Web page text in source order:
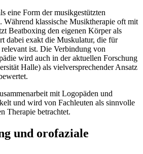
eine Form der musikgestützten
Während klassische Musiktherapie oft mit
Beatboxing den eigenen Körper als
dabei exakt die Muskulatur, die für
ist. Die Verbindung von
wird auch in der aktuellen Forschung
Halle) als vielversprechender Ansatz
mit Logopäden und
und wird von Fachleuten als sinnvolle
Therapie betrachtet.
und orofaziale